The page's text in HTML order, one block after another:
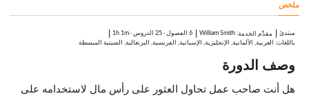
اختبر معلوماتك
1:00
رأس المال السهمي
الدروس: 5 · 12:39
2:12
3:06
ملخص
مبتدئ مقدِّم الخدمة:
William Smith 6 الفصول · 25 الدروس ·
1h 1m
باللغات: العربية, الألمانية, الإنجليزية, الإسبانية, الفرنسية, البرتغالية, الصينية المبسطة
وصف الدورة
هل أنت صاحب عمل تحاول العثور على رأس مال لاستخدامه على